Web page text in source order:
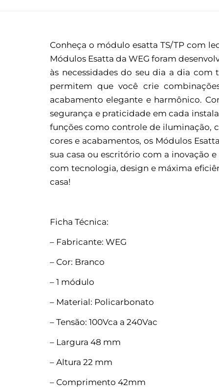
Conheça o módulo esatta TS/TP com
Módulos Esatta da WEG foram
às necessidades do seu dia a dia
permitem que você crie
acabamento elegante e harmônico.
segurança e praticidade em cada
funções como controle de iluminação,
cores e acabamentos, os Módulos
sua casa ou escritório com a inovação
com tecnologia, design e máxima
casa!
Ficha Técnica:
– Fabricante: WEG
– Cor: Branco
– 1 módulo
– Material: Policarbonato
– Tensão: 100Vca a 240Vac
– Largura 48 mm
– Altura 22 mm
– Comprimento 42mm